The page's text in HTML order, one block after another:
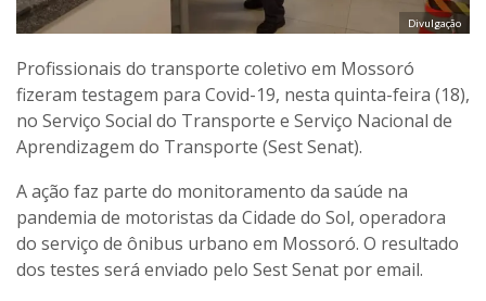
Divulgação
Profissionais do transporte coletivo em Mossoró
fizeram testagem para Covid-19, nesta quinta-feira (18),
no Serviço Social do Transporte e Serviço Nacional de
Aprendizagem do Transporte (Sest Senat).
A ação faz parte do monitoramento da saúde na
pandemia de motoristas da Cidade do Sol, operadora
do serviço de ônibus urbano em Mossoró. O resultado
dos testes será enviado pelo Sest Senat por email.